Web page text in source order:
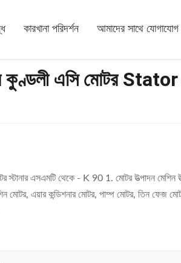
কারখানা পরিদর্শন আমাদের সাথে
কুণ্ডলী এসি মোটর
স্টানার এসএমটি থেকে - K 90 1. মোটর উত্পাদন মেশিন
মোটর, এয়ার কন্ডিশনার মোটর, পাম্প মোটর, তিন ফেজ